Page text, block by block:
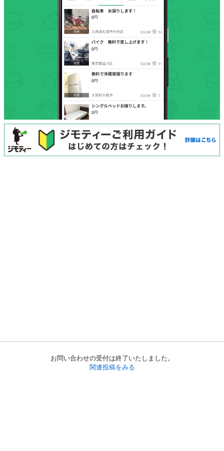
お問い合わせの受付は終了いたしました。
関連投稿をみる